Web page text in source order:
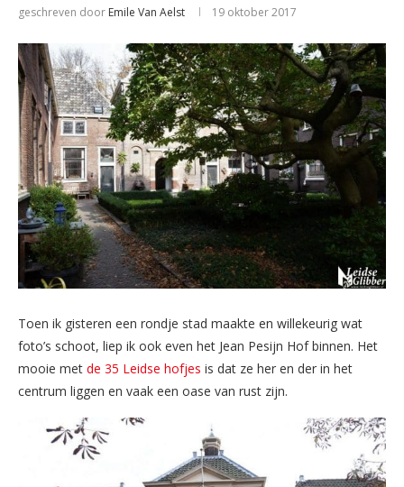
geschreven door Emile Van Aelst 19 oktober 2017
Toen ik gisteren een rondje stad maakte en willekeurig wat
foto’s schoot, liep ik ook even het Jean Pesijn Hof binnen. Het
mooie met de 35 Leidse hofjes is dat ze her en der in het
centrum liggen en vaak een oase van rust zijn.